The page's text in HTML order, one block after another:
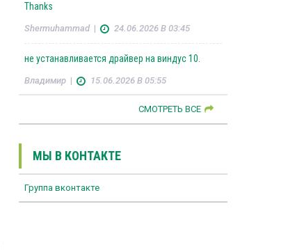
Thanks
Shermuhammad| 24.06.2026 В 03:45
не устанавливается драйвер на виндус 10.
Владимир| 15.06.2026 В 05:55
СМОТРЕТЬ ВСЕ
МЫ В КОНТАКТЕ
Группа вконтакте